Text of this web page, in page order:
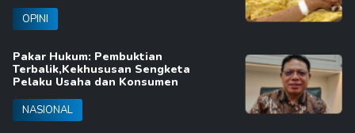
OPINI
Pakar Hukum: Pembuktian
Terbalik,Kekhususan Sengketa
Pelaku Usaha dan Konsumen
NASIONAL